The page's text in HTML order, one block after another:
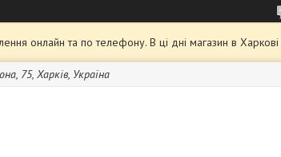
онлайн та по телефону. В ці дні магазин в
75, Харків, Україна